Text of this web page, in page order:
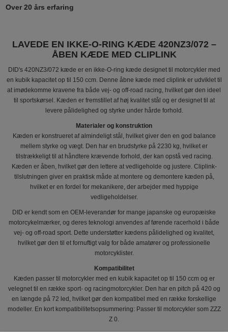
Over 20 års erfaring
LAVEDE EN IKKE-O-RING KÆDE 420NZ3/072 –
ÅBEN KÆDE MED CLIPLINK
DID's 420NZ3/072 kæde er en ikke-O-ring kæde designet til motorcykler med
en kubik kapacitet op til 150 ccm. Denne åbne kæde med cliplink er udviklet til
at imødekomme kravene fra både vej- og off-road racing, hvilket gør den ideel
til sportskørsel. Kæden er fremstillet af høj kvalitet stål og er designet til at
levere pålidelighed og styrke under hårde forhold.
Materialer og konstruktion
Kæden er konstrueret af almindeligt stål, hvilket giver den en god balance
mellem styrke og vægt. Den har en brudstyrke på 2230 kg, hvilket er
tilstrækkeligt til at håndtere krævende forhold, der kan opstå ved racing.
Kæden er åben, hvilket gør den lettere at vedligeholde og justere. Cliplink-
tilslutningen giver en praktisk måde at montere og demontere kæden på,
hvilket er en fordel for mekanikere, der arbejder med hyppige
vedligeholdelser.
DID er kendt som en OEM-leverandør for mange japanske og europæiske
motorcykelmærker, og deres teknologi anvendes af førende racerhold i både
vej- og off-road sport. Dette understøtter kædens pålidelighed og kvalitet,
hvilket gør den til et fornuftigt valg for både amatører og professionelle
motorcyklister.
Kompatibilitet
Kæden passer til motorcykler med en kubik kapacitet op til 150 ccm og er
velegnet til en række sport- og racingmotorcykler. Den har en pitch på 420 og
en længde på 72 led, hvilket gør den kompatibel med en række forskellige
modeller. En kort kompatibilitetsopsummering: Passer til motorcykler som ZZZ
Z 0.